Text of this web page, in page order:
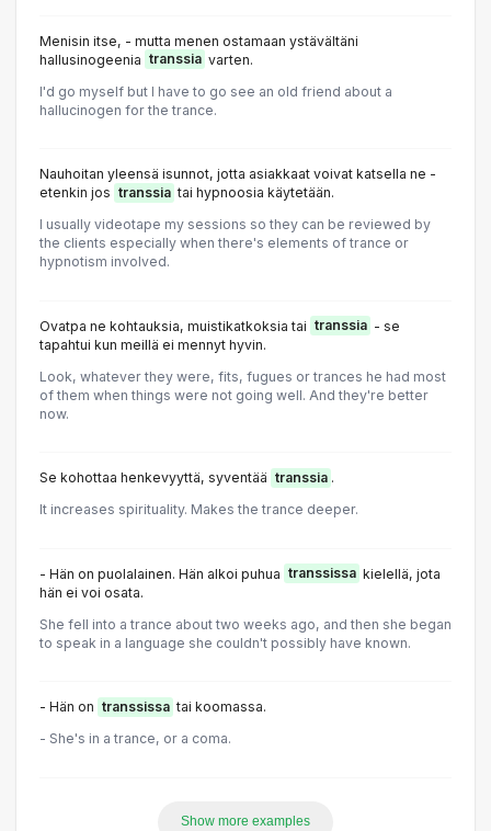
Menisin itse, - mutta menen ostamaan ystävältäni
hallusinogeenia transsia varten.
I'd go myself but I have to go see an old friend about a
hallucinogen for the trance.
Nauhoitan yleensä isunnot, jotta asiakkaat voivat katsella ne -
etenkin jos transsia tai hypnoosia käytetään.
I usually videotape my sessions so they can be reviewed by
the clients especially when there's elements of trance or
hypnotism involved.
Ovatpa ne kohtauksia, muistikatkoksia tai transsia - se
tapahtui kun meillä ei mennyt hyvin.
Look, whatever they were, fits, fugues or trances he had most
of them when things were not going well. And they're better
now.
Se kohottaa henkevyyttä, syventää transsia .
It increases spirituality. Makes the trance deeper.
- Hän on puolalainen. Hän alkoi puhua transsissa kielellä, jota
hän ei voi osata.
She fell into a trance about two weeks ago, and then she began
to speak in a language she couldn't possibly have known.
- Hän on transsissa tai koomassa.
- She's in a trance, or a coma.
Show more examples